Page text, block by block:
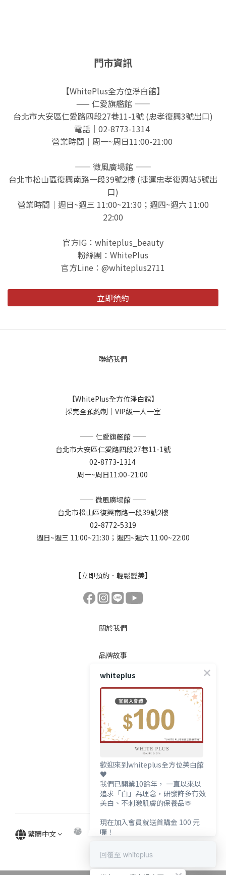
門市資訊
【WhitePlus全方位淨白館】
—— 仁愛旗艦館 ——
台北市大安區仁愛路四段27巷11-1號 (忠孝復興3號出口)
電話｜02-8773-1314
營業時間｜周一~周日11:00-21:00
—— 微風廣場館 ——
台北市松山區復興南路一段39號2樓 (捷運忠孝復興站5號出
口)
營業時間｜週日~週三 11:00~21:30；週四~週六 11:00
22:00
官方IG：whiteplus_beauty
粉絲團：WhitePlus
官方Line：@whiteplus2711
立即預約
聯絡我們
【WhitePlus全方位淨白館】
採完全預約制｜VIP級一人一室
—— 仁愛旗艦館 ——
台北市大安區仁愛路四段27巷11-1號
02-8773-1314
周一~周日11:00-21:00
—— 微風廣場館 ——
台北市松山區復興南路一段39號2樓
02-8772-5319
週日~週三 11:00~21:30；週四~週六 11:00~22:00
【立即預約．輕鬆變美】
關於我們
品牌故事
隱私政策
顧客服務
常見問題
付款服務方式
退換貨政策
條款與細則
防詐騙宣導
繁體中文
whiteplus
歡迎來到whiteplus全方位美白館
♥️
我們已開業10餘年， 一直以來以
追求「白」為理念，研發許多有效
美白、不刺激肌膚的保養品🫶
現在加入會員就送首購金 100 元
喔！
回覆至 whiteplus